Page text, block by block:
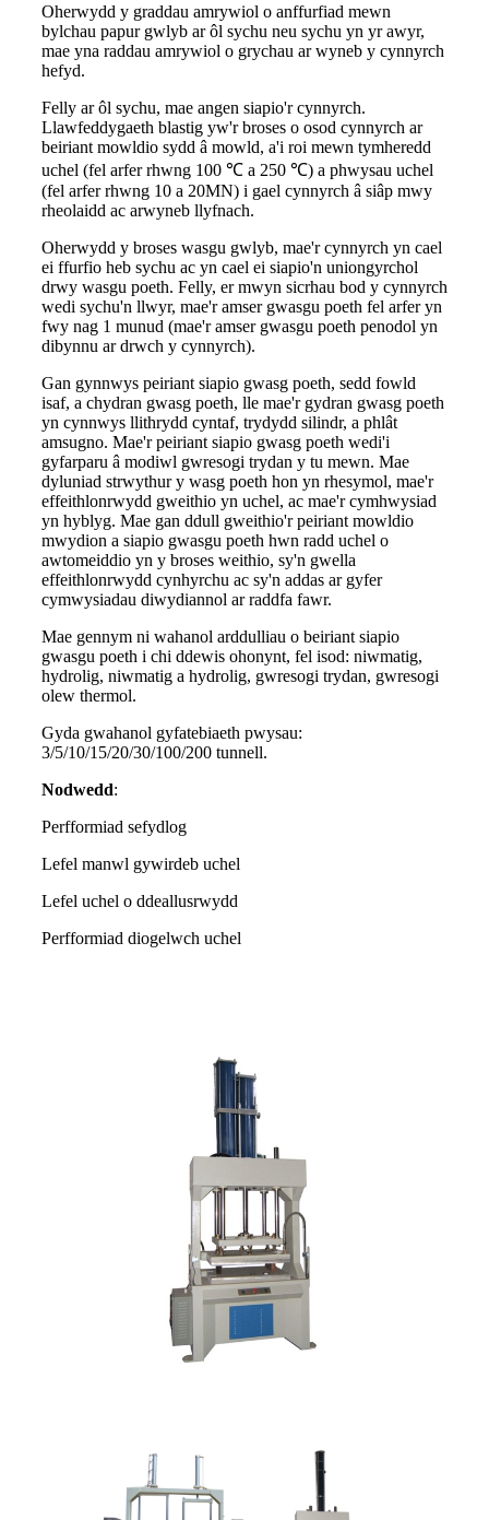
Oherwydd y graddau amrywiol o anffurfiad mewn
bylchau papur gwlyb ar ôl sychu neu sychu yn yr awyr,
mae yna raddau amrywiol o grychau ar wyneb y cynnyrch
hefyd.
Felly ar ôl sychu, mae angen siapio'r cynnyrch.
Llawfeddygaeth blastig yw'r broses o osod cynnyrch ar
beiriant mowldio sydd â mowld, a'i roi mewn tymheredd
uchel (fel arfer rhwng 100 ℃ a 250 ℃) a phwysau uchel
(fel arfer rhwng 10 a 20MN) i gael cynnyrch â siâp mwy
rheolaidd ac arwyneb llyfnach.
Oherwydd y broses wasgu gwlyb, mae'r cynnyrch yn cael
ei ffurfio heb sychu ac yn cael ei siapio'n uniongyrchol
drwy wasgu poeth. Felly, er mwyn sicrhau bod y cynnyrch
wedi sychu'n llwyr, mae'r amser gwasgu poeth fel arfer yn
fwy nag 1 munud (mae'r amser gwasgu poeth penodol yn
dibynnu ar drwch y cynnyrch).
Gan gynnwys peiriant siapio gwasg poeth, sedd fowld
isaf, a chydran gwasg poeth, lle mae'r gydran gwasg poeth
yn cynnwys llithrydd cyntaf, trydydd silindr, a phlât
amsugno. Mae'r peiriant siapio gwasg poeth wedi'i
gyfarparu â modiwl gwresogi trydan y tu mewn. Mae
dyluniad strwythur y wasg poeth hon yn rhesymol, mae'r
effeithlonrwydd gweithio yn uchel, ac mae'r cymhwysiad
yn hyblyg. Mae gan ddull gweithio'r peiriant mowldio
mwydion a siapio gwasgu poeth hwn radd uchel o
awtomeiddio yn y broses weithio, sy'n gwella
effeithlonrwydd cynhyrchu ac sy'n addas ar gyfer
cymwysiadau diwydiannol ar raddfa fawr.
Mae gennym ni wahanol arddulliau o beiriant siapio
gwasgu poeth i chi ddewis ohonynt, fel isod: niwmatig,
hydrolig, niwmatig a hydrolig, gwresogi trydan, gwresogi
olew thermol.
Gyda gwahanol gyfatebiaeth pwysau:
3/5/10/15/20/30/100/200 tunnell.
Nodwedd:
Perfformiad sefydlog
Lefel manwl gywirdeb uchel
Lefel uchel o ddeallusrwydd
Perfformiad diogelwch uchel